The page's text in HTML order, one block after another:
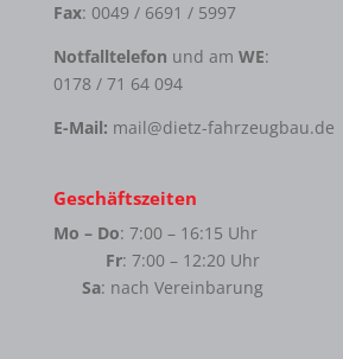
Fax: 0049 / 6691 / 5997
Notfalltelefon und am WE:
0178 / 71 64 094
E-Mail: mail@dietz-fahrzeugbau.de
Geschäftszeiten
Mo – Do: 7:00 – 16:15 Uhr
Fr: 7:00 – 12:20 Uhr
Sa: nach Vereinbarung